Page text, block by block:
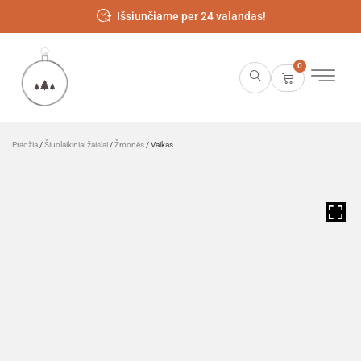
Išsiunčiame per 24 valandas!
0
Pradžia /Šiuolaikiniai žaislai /Žmonės / Vaikas